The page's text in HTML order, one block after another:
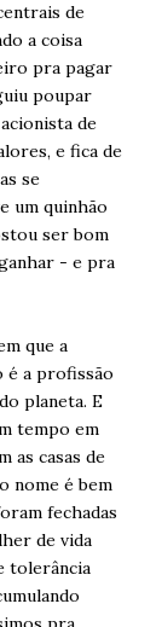
de
a coisa
pra pagar
poupar
de
e fica de
se
um quinhão
ser bom
- e pra
que a
a profissão
planeta. E
tempo em
as casas de
nome é bem
fechadas
de vida
tolerância